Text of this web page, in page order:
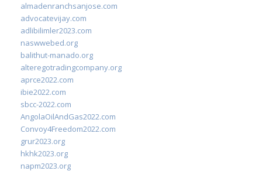
almadenranchsanjose.com
advocatevijay.com
adlibilimler2023.com
naswwebed.org
balithut-manado.org
alteregotradingcompany.org
aprce2022.com
ibie2022.com
sbcc-2022.com
AngolaOilAndGas2022.com
Convoy4Freedom2022.com
grur2023.org
hkhk2023.org
napm2023.org